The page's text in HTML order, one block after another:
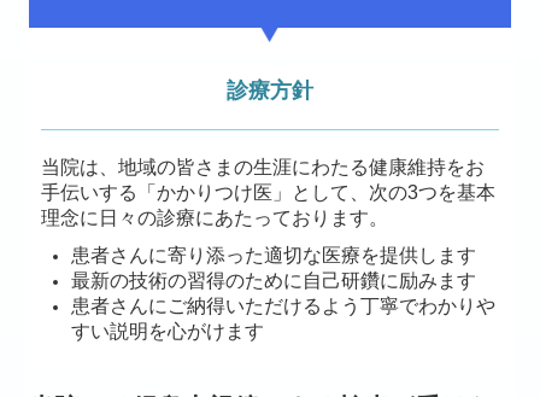
診療方針
当院は、地域の皆さまの生涯にわたる健康維持をお
手伝いする「かかりつけ医」として、次の3つを基本
理念に日々の診療にあたっております。
患者さんに寄り添った適切な医療を提供します
最新の技術の習得のために自己研鑽に励みます
患者さんにご納得いただけるよう丁寧でわかりや
すい説明を心がけます